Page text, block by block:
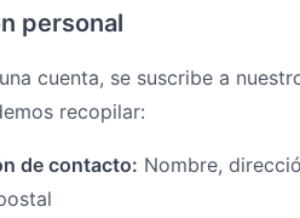
personal
cuenta, se suscribe a
recopilar:
de contacto: Nombre,